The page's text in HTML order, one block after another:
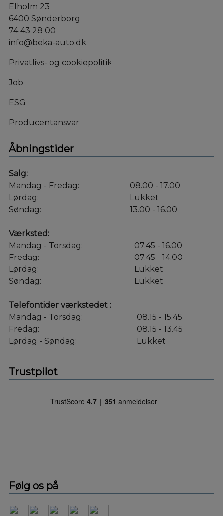
Elholm 23
6400 Sønderborg
74 43 28 00
info@beka-auto.dk
Privatlivs- og cookiepolitik
Job
ESG
Producentansvar
Åbningstider
Salg:
Mandag - Fredag:
08.00 - 17.00
Lørdag:
Lukket
Søndag:
13.00 - 16.00
Værksted:
Mandag - Torsdag:
07.45 - 16.00
Fredag:
07.45 - 14.00
Lørdag:
Lukket
Søndag:
Lukket
Telefontider værkstedet :
Mandag - Torsdag:
08.15 - 15.45
Fredag:
08.15 - 13.45
Lørdag - Søndag:
Lukket
Trustpilot
Følg os på